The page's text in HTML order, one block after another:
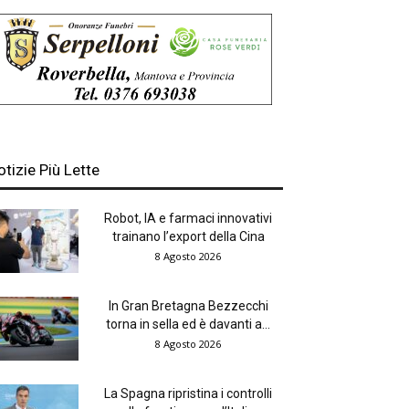
Più Lette
Robot, IA e farmaci innovativi
trainano l’export della Cina
8 Agosto 2026
In Gran Bretagna Bezzecchi
torna in sella ed è davanti a...
8 Agosto 2026
La Spagna ripristina i controlli